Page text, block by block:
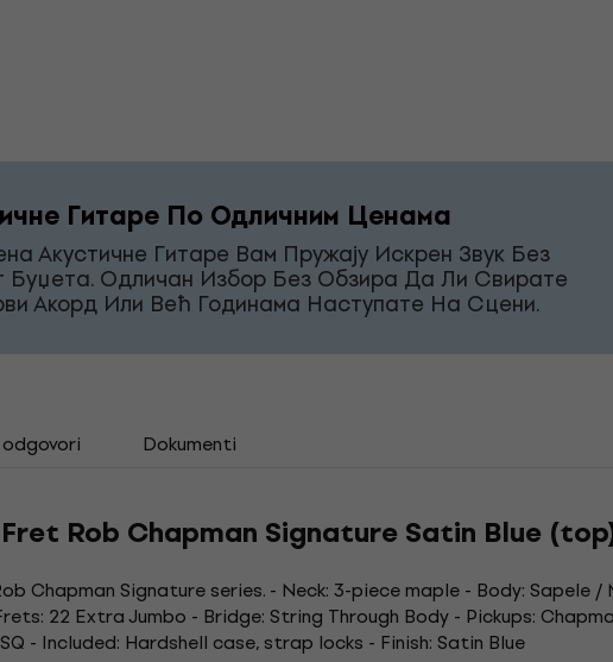
Гитаре По Одличним Ценама
Акустичне Гитаре Вам Пружају Искрен Звук Без
Буџета. Одличан Избор Без Обзира Да Ли Свирате
Акорд Или Већ Годинама Наступате На Сцени.
Dokumenti
Rob Chapman Signature Satin Blue
Chapman Signature series. - Neck: 3-piece maple - Body: Sapele /
22 Extra Jumbo - Bridge: String Through Body - Pickups:
- Included: Hardshell case, strap locks - Finish: Satin Blue